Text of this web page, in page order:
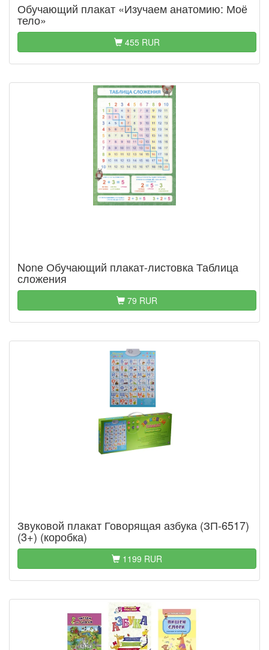
Обучающий плакат «Изучаем анатомию: Моё
тело»
455 RUR
None Обучающий плакат-листовка Таблица
сложения
79 RUR
Звуковой плакат Говорящая азбука (ЗП-6517)
(3+) (коробка)
1199 RUR